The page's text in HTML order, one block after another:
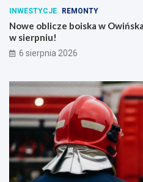
INWESTYCJE REMONTY
Nowe oblicze boiska w
w sierpniu!
6 sierpnia 2026